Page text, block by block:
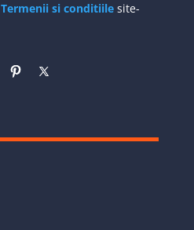
Termenii si conditiilesite-